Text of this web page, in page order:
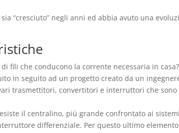
sia “cresciuto” negli anni ed abbia avuto una
fili che conducono la corrente necessaria in
in seguito ad un progetto creato da un
trasmettitori, convertitori e interruttori che
esiste il centralino, più grande confrontato ai
differenziale. Per questo ultimo